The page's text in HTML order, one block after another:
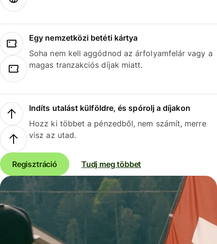
Egy nemzetközi betéti kártya
Soha nem kell aggódnod az árfolyamfelár vagy a
magas tranzakciós díjak miatt.
Indíts utalást külföldre, és spórolj a díjakon
Hozz ki többet a pénzedből, nem számít, merre
visz az utad.
Regisztráció Tudj meg többet